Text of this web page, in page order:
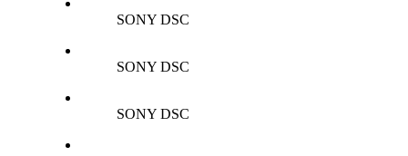
SONY DSC
SONY DSC
SONY DSC